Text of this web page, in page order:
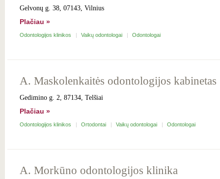
Gelvonų g. 38, 07143, Vilnius
Plačiau »
Odontologijos klinikos Vaikų odontologai Odontologai
A. Maskolenkaitės odontologijos kabinetas
Gedimino g. 2, 87134, Telšiai
Plačiau »
Odontologijos klinikos Ortodontai Vaikų odontologai Odontologai
A. Morkūno odontologijos klinika